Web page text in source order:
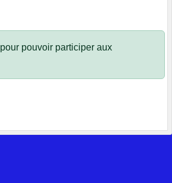
pour pouvoir participer aux